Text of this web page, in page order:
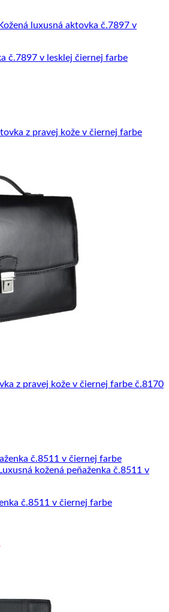
č.7897 v lesklej čiernej farbe
z pravej kože v čiernej farbe č.8170
č.8511 v čiernej farbe